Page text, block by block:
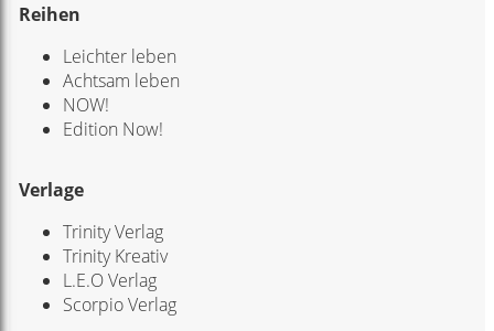
Reihen
Leichter leben
Achtsam leben
NOW!
Edition Now!
Verlage
Trinity Verlag
Trinity Kreativ
L.E.O Verlag
Scorpio Verlag